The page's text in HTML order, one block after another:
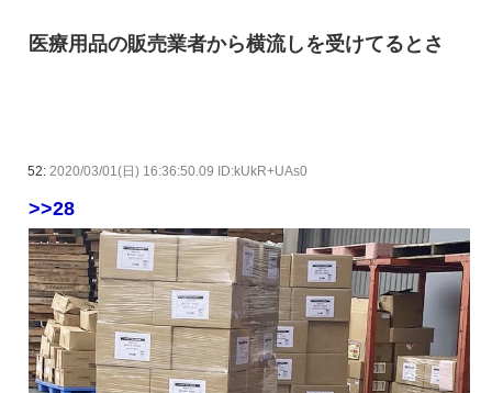
医療用品の販売業者から横流しを受けてるとさ
52: 2020/03/01(日) 16:36:50.09 ID:kUkR+UAs0
>>28